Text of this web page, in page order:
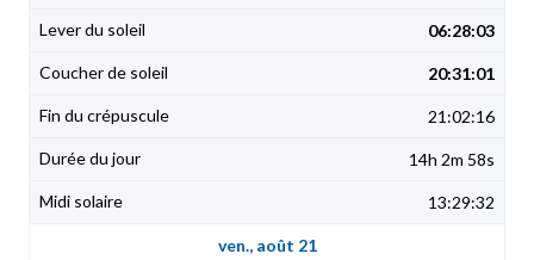
06:28:03
20:31:01
21:02:16
14h 2m 58s
13:29:32
ven., août 21